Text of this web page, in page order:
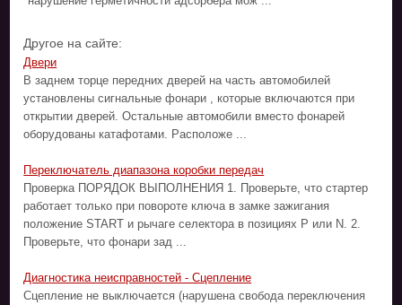
Другое на сайте:
Двери
В заднем торце передних дверей на часть автомобилей
установлены сигнальные фонари , которые включаются при
открытии дверей. Остальные автомобили вместо фонарей
оборудованы катафотами. Расположе ...
Переключатель диапазона коробки передач
Проверка ПОРЯДОК ВЫПОЛНЕНИЯ 1. Проверьте, что стартер
работает только при повороте ключа в замке зажигания
положение START и рычаге селектора в позициях Р или N. 2.
Проверьте, что фонари зад ...
Диагностика неисправностей - Сцепление
Сцепление не выключается (нарушена свобода переключения